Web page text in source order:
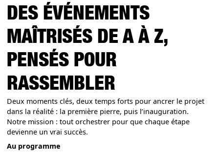
DES ÉVÉNEMENTS
MAÎTRISÉS DE A À Z,
PENSÉS POUR
RASSEMBLER
Deux moments clés, deux temps forts pour ancrer le projet
dans la réalité : la première pierre, puis l’inauguration.
Notre mission : tout orchestrer pour que chaque étape
devienne un vrai succès.
Au programme